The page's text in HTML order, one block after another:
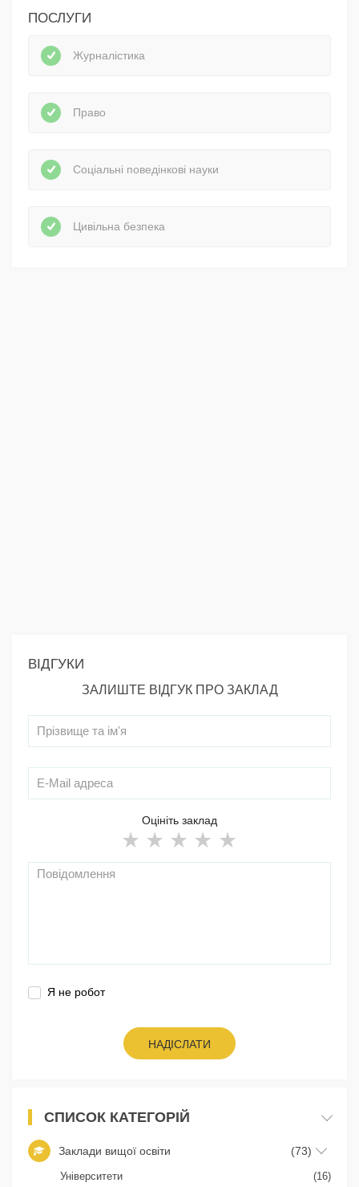
ПОСЛУГИ
Журналістика
Право
Соціальні поведінкові науки
Цивільна безпека
ВІДГУКИ
ЗАЛИШТЕ ВІДГУК ПРО ЗАКЛАД
Оцініть заклад
Я не робот
НАДІСЛАТИ
СПИСОК КАТЕГОРІЙ
Заклади вищої освіти (73)
Університети (16)